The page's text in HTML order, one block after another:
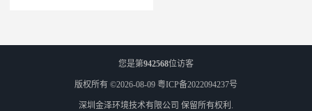
您是第942568位访客
版权所有 ©2026-08-09 粤ICP备2022094237号
深圳金泽环境技术有限公司 保留所有权利.